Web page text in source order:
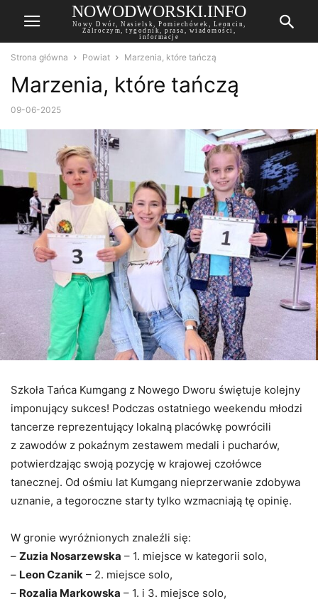
NOWODWORSKI.INFO
Nowy Dwór, Nasielsk, Pomiechówek, Leoncin,
Zalroczym, tygodnik, prasa, wiadomości,
informacje
Strona główna Powiat Marzenia, które tańczą
Marzenia, które tańczą
09-06-2025
Szkoła Tańca Kumgang z Nowego Dworu świętuje kolejny
imponujący sukces! Podczas ostatniego weekendu młodzi
tancerze reprezentujący lokalną placówkę powrócili
z zawodów z pokaźnym zestawem medali i pucharów,
potwierdzając swoją pozycję w krajowej czołówce
tanecznej. Od ośmiu lat Kumgang nieprzerwanie zdobywa
uznanie, a tegoroczne starty tylko wzmacniają tę opinię.
W gronie wyróżnionych znaleźli się:
– Zuzia Nosarzewska – 1. miejsce w kategorii solo,
– Leon Czanik – 2. miejsce solo,
– Rozalia Markowska – 1. i 3. miejsce solo,